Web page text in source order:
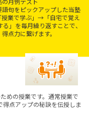
句をピックアップした当塾
業で学ぶ」→「自宅で覚え
」を毎月繰り返すことで、
点力に繋げます。
めの授業です。通常授業で
点アップの秘訣を伝授しま